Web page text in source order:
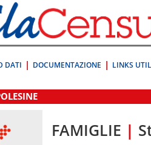
DATI DOCUMENTAZIONE LINKS
FAMIGLIE |